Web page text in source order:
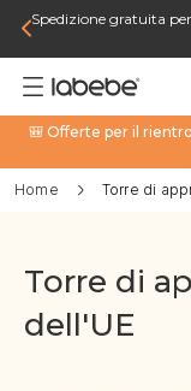
Spedizione gratuita
🎒 Offerte per il
Home Torre di
Torre di
dell'UE